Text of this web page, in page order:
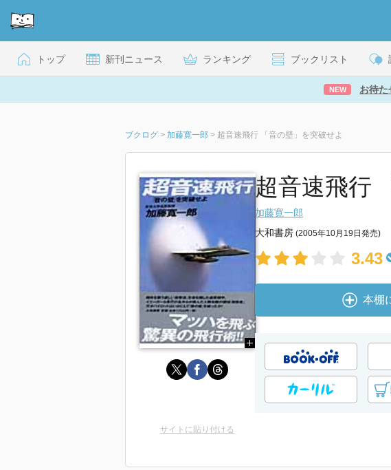
トップ 新刊ニュース ランキング ブックリスト
NEW お待た
ブクログ > 加藤寛一郎 > 超音速飛行 「音の壁」を突破せよ
超音速飛行
加藤寛一郎
大和書房 (2005年10月19日発売)
3.43
本棚
サイトに貼り付ける